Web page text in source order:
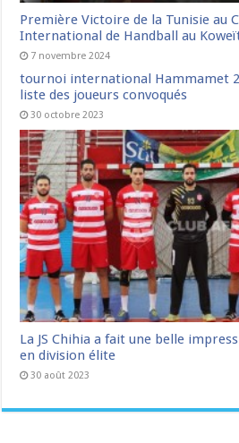
Première Victoire de la Tunisie au
International de Handball au
7 novembre 2024
tournoi international Hammamet
liste des joueurs convoqués
30 octobre 2023
La JS Chihia a fait une belle
en division élite
30 août 2023